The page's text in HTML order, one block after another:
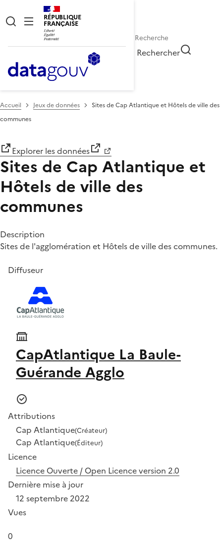
RÉPUBLIQUE
FRANÇAISE
Rechercher
Accueil Jeux de données
Sites de Cap Atlantique et Hôtels de ville des
communes
Explorer les données
Sites de Cap Atlantique et
Hôtels de ville des
communes
Description
Sites de l'agglomération et Hôtels de ville des communes.
Diffuseur
CapAtlantique La Baule-
Guérande Agglo
Attributions
Cap Atlantique(Créateur)
Cap Atlantique(Éditeur)
Licence
Licence Ouverte / Open Licence version 2.0
Dernière mise à jour
12 septembre 2022
Vues
0